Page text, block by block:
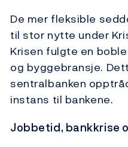
De mer fleksible
til stor nytte under
Krisen fulgte en
og byggebransje.
sentralbanken
instans til bankene.
Jobbetid, bankkrise